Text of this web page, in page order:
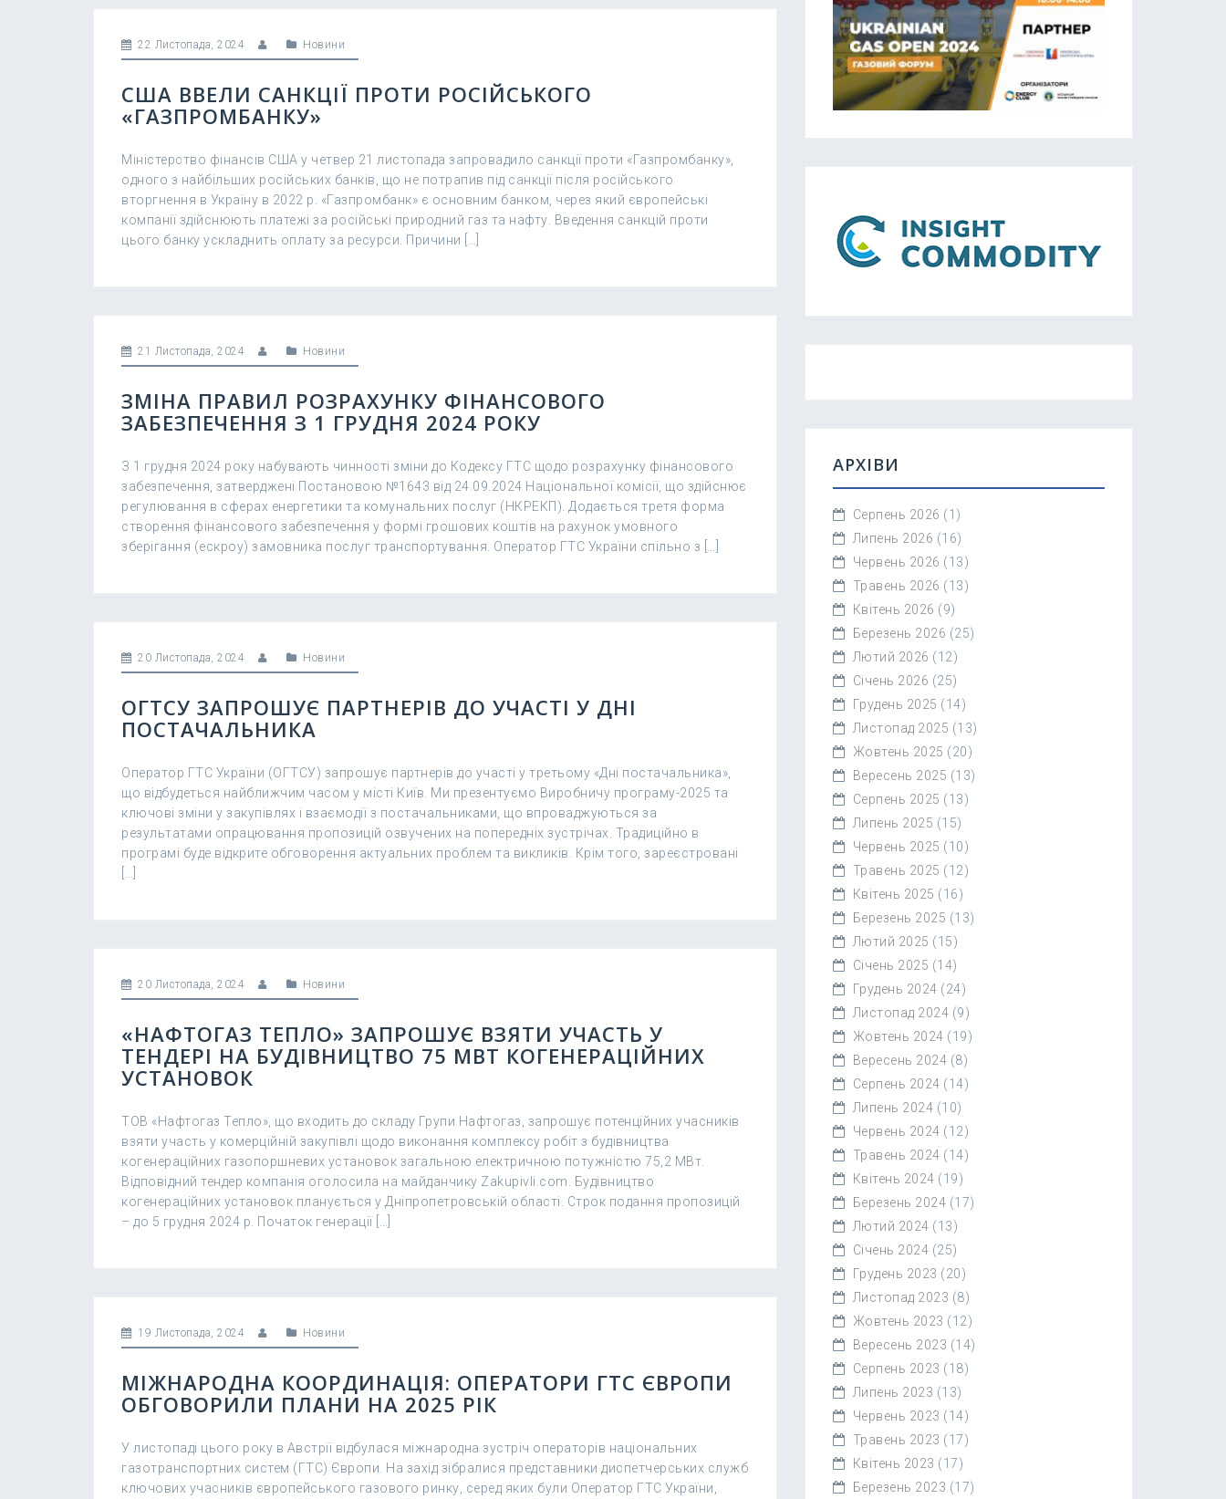
22 Листопада, 2024 Новини
США ВВЕЛИ САНКЦІЇ ПРОТИ РОСІЙСЬКОГО
«ГАЗПРОМБАНКУ»
Міністерство фінансів США у четвер 21 листопада запровадило санкції проти «Газпромбанку»,
одного з найбільших російських банків, що не потрапив під санкції після російського
вторгнення в Україну в 2022 р. «Газпромбанк» є основним банком, через який європейські
компанії здійснюють платежі за російські природний газ та нафту. Введення санкцій проти
цього банку ускладнить оплату за ресурси. Причини […]
21 Листопада, 2024 Новини
ЗМІНА ПРАВИЛ РОЗРАХУНКУ ФІНАНСОВОГО
ЗАБЕЗПЕЧЕННЯ З 1 ГРУДНЯ 2024 РОКУ
З 1 грудня 2024 року набувають чинності зміни до Кодексу ГТС щодо розрахунку фінансового
забезпечення, затверджені Постановою №1643 від 24.09.2024 Національної комісії, що здійснює
регулювання в сферах енергетики та комунальних послуг (НКРЕКП). Додається третя форма
створення фінансового забезпечення у формі грошових коштів на рахунок умовного
зберігання (ескроу) замовника послуг транспортування. Оператор ГТС України спільно з […]
20 Листопада, 2024 Новини
ОГТСУ ЗАПРОШУЄ ПАРТНЕРІВ ДО УЧАСТІ У ДНІ
ПОСТАЧАЛЬНИКА
Оператор ГТС України (ОГТСУ) запрошує партнерів до участі у третьому «Дні постачальника»,
що відбудеться найближчим часом у місті Київ. Ми презентуємо Виробничу програму-2025 та
ключові зміни у закупівлях і взаємодії з постачальниками, що впроваджуються за
результатами опрацювання пропозицій озвучених на попередніх зустрічах. Традиційно в
програмі буде відкрите обговорення актуальних проблем та викликів. Крім того, зареєстровані
[…]
20 Листопада, 2024 Новини
«НАФТОГАЗ ТЕПЛО» ЗАПРОШУЄ ВЗЯТИ УЧАСТЬ У
ТЕНДЕРІ НА БУДІВНИЦТВО 75 МВТ КОГЕНЕРАЦІЙНИХ
УСТАНОВОК
ТОВ «Нафтогаз Тепло», що входить до складу Групи Нафтогаз, запрошує потенційних учасників
взяти участь у комерційній закупівлі щодо виконання комплексу робіт з будівництва
когенераційних газопоршневих установок загальною електричною потужністю 75,2 МВт.
Відповідний тендер компанія оголосила на майданчику Zakupivli.com. Будівництво
когенераційних установок планується у Дніпропетровській області. Строк подання пропозицій
– до 5 грудня 2024 р. Початок генерації […]
19 Листопада, 2024 Новини
МІЖНАРОДНА КООРДИНАЦІЯ: ОПЕРАТОРИ ГТС ЄВРОПИ
ОБГОВОРИЛИ ПЛАНИ НА 2025 РІК
У листопаді цього року в Австрії відбулася міжнародна зустріч операторів національних
газотранспортних систем (ГТС) Європи. На захід зібралися представники диспетчерських служб
ключових учасників європейського газового ринку, серед яких були Оператор ГТС України,
АРХІВИ
Серпень 2026 (1)
Липень 2026 (16)
Червень 2026 (13)
Травень 2026 (13)
Квітень 2026 (9)
Березень 2026 (25)
Лютий 2026 (12)
Січень 2026 (25)
Грудень 2025 (14)
Листопад 2025 (13)
Жовтень 2025 (20)
Вересень 2025 (13)
Серпень 2025 (13)
Липень 2025 (15)
Червень 2025 (10)
Травень 2025 (12)
Квітень 2025 (16)
Березень 2025 (13)
Лютий 2025 (15)
Січень 2025 (14)
Грудень 2024 (24)
Листопад 2024 (9)
Жовтень 2024 (19)
Вересень 2024 (8)
Серпень 2024 (14)
Липень 2024 (10)
Червень 2024 (12)
Травень 2024 (14)
Квітень 2024 (19)
Березень 2024 (17)
Лютий 2024 (13)
Січень 2024 (25)
Грудень 2023 (20)
Листопад 2023 (8)
Жовтень 2023 (12)
Вересень 2023 (14)
Серпень 2023 (18)
Липень 2023 (13)
Червень 2023 (14)
Травень 2023 (17)
Квітень 2023 (17)
Березень 2023 (17)